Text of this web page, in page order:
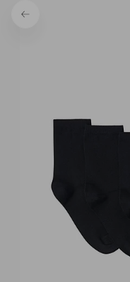
förstasidan
Tillbaka